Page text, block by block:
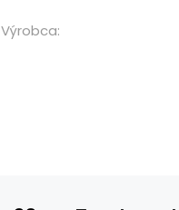
Výrobca: